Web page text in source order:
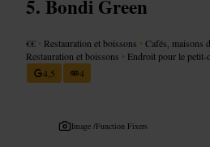
Bondi Green
€€ • Restauration et boissons •Cafés, maisons
Restauration et boissons • Endroit pour le petit-
4,5
4
Image /Function Fixers